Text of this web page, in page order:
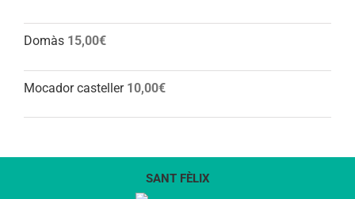
Domàs 15,00€
Mocador casteller 10,00€
SANT FÈLIX